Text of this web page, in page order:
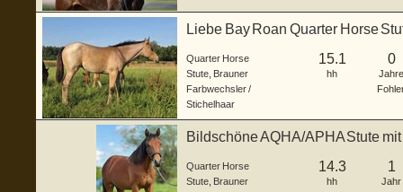
Liebe Bay Roan Quarter Horse
Quarter Horse
Stute Brauner
Farbwechsler /
Stichelhaar
15.1
hh
0
Jahre
Bildschöne AQHA/APHA Stute
Quarter Horse
Stute Brauner
14.3
hh
1
Jahr